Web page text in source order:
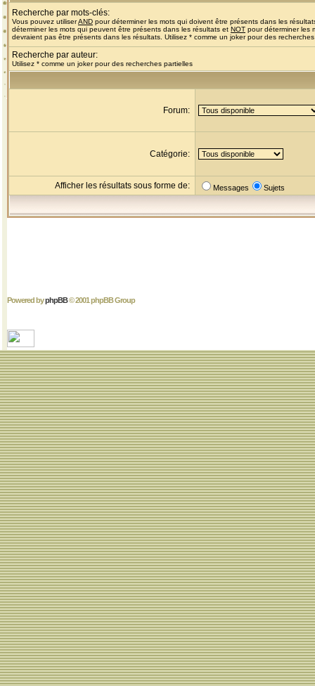
Recherche par mots-clés:
Vous pouvez utiliserAND pour déterminer les mots qui doivent être présents dans les
déterminer les mots qui peuvent être présents dans les résultats et NOT pour déterminer les
devraient pas être présents dans les résultats. Utilisez * comme un joker pour des
Recherche par auteur:
Utilisez * comme un joker pour des recherches partielles
Forum:
Catégorie:
Afficher les résultats sous forme de: Messages Sujets
Powered byphpBB© 2001 phpBB Group